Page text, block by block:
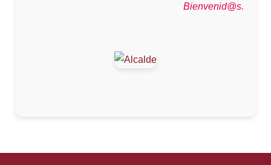
Bienvenid@s.